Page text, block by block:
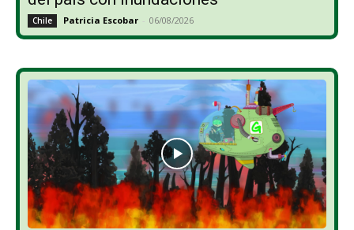
Chile Patricia Escobar - 06/08/2026